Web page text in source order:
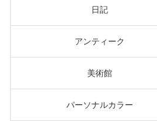
日記
アンティーク
美術館
パーソナルカラー